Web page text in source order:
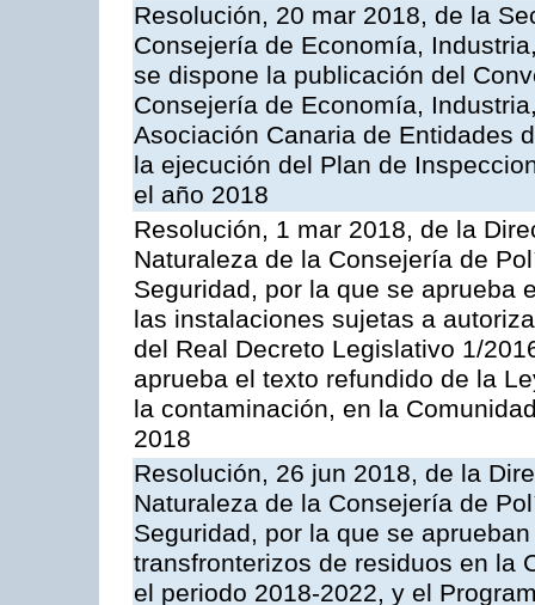
Resolución, 20 mar 2018, de la
Consejería de Economía,
se dispone la publicación del
Consejería de Economía,
Asociación Canaria de Entidades
la ejecución del Plan de
el año 2018
Resolución, 1 mar 2018, de la
Naturaleza de la Consejería de
Seguridad, por la que se aprueba
las instalaciones sujetas a
del Real Decreto Legislativo 1/
aprueba el texto refundido de la
la contaminación, en la
2018
Resolución, 26 jun 2018, de la
Naturaleza de la Consejería de
Seguridad, por la que se
transfronterizos de residuos en la
el periodo 2018-2022, y el